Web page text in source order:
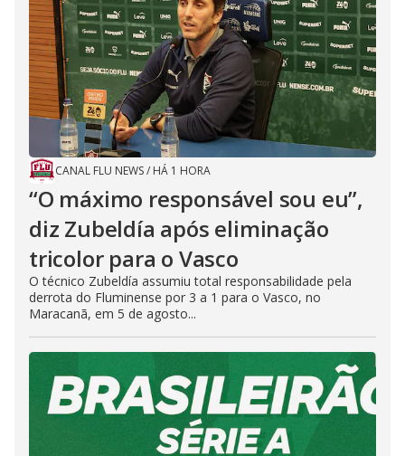
CANAL FLU NEWS/ HÁ 1 HORA
“O máximo responsável sou eu”,
diz Zubeldía após eliminação
tricolor para o Vasco
O técnico Zubeldía assumiu total responsabilidade pela
derrota do Fluminense por 3 a 1 para o Vasco, no
Maracanã, em 5 de agosto...